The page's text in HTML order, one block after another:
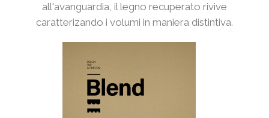
all'avanguardia, il legno recuperato rivive
caratterizando i volumi in maniera distintiva.